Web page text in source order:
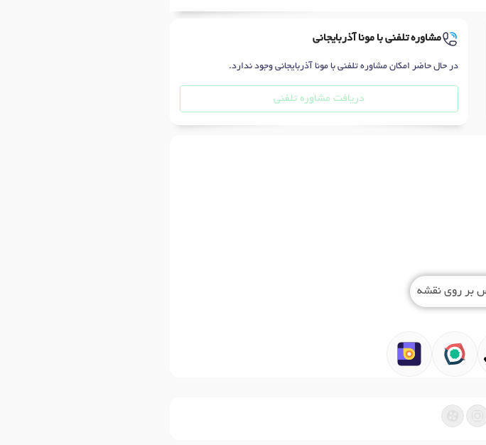
مشاوره تلفنی با مونا آذربایجانی
در حال حاضر امکان مشاوره تلفنی با مونا آذربایجانی وجود ندارد.
دریافت مشاوره تلفنی
بر روی نقشه